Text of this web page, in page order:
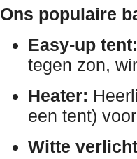
Ons populaire
Easy-up tent:
tegen zon,
Heater:
een tent)
Witte